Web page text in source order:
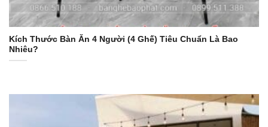
Kích Thước Bàn Ăn 4 Người (4 Ghế) Tiêu Chuẩn Là Bao
Nhiêu?